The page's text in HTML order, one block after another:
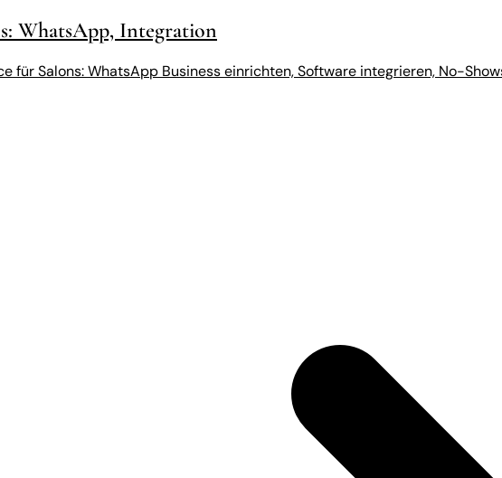
WhatsApp, Integration
für Salons: WhatsApp Business einrichten, Software integrieren, No-